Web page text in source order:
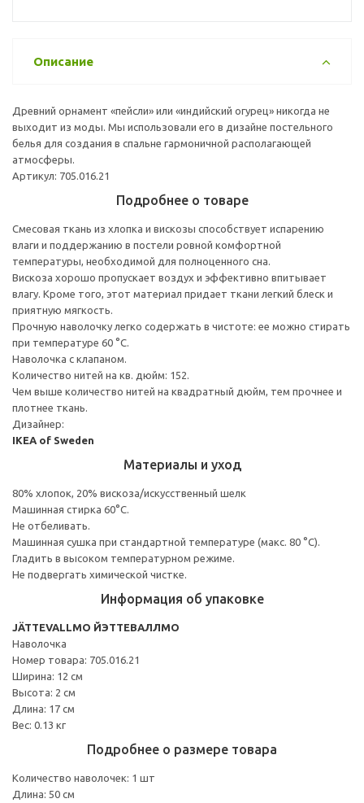
Описание
Древний орнамент «пейсли» или «индийский огурец» никогда не
выходит из моды. Мы использовали его в дизайне постельного
белья для создания в спальне гармоничной располагающей
атмосферы.
Артикул: 705.016.21
Подробнее о товаре
Смесовая ткань из хлопка и вискозы способствует испарению
влаги и поддержанию в постели ровной комфортной
температуры, необходимой для полноценного сна.
Вискоза хорошо пропускает воздух и эффективно впитывает
влагу. Кроме того, этот материал придает ткани легкий блеск и
приятную мягкость.
Прочную наволочку легко содержать в чистоте: ее можно стирать
при температуре 60 °C.
Наволочка с клапаном.
Количество нитей на кв. дюйм: 152.
Чем выше количество нитей на квадратный дюйм, тем прочнее и
плотнее ткань.
Дизайнер:
IKEA of Sweden
Материалы и уход
80% хлопок, 20% вискоза/искусственный шелк
Машинная стирка 60°С.
Не отбеливать.
Машинная сушка при стандартной температуре (макс. 80 °C).
Гладить в высоком температурном режиме.
Не подвергать химической чистке.
Информация об упаковке
JÄTTEVALLMO ЙЭТТЕВАЛЛМО
Наволочка
Номер товара: 705.016.21
Ширина: 12 см
Высота: 2 см
Длина: 17 см
Вес: 0.13 кг
Подробнее о размере товара
Количество наволочек: 1 шт
Длина: 50 см